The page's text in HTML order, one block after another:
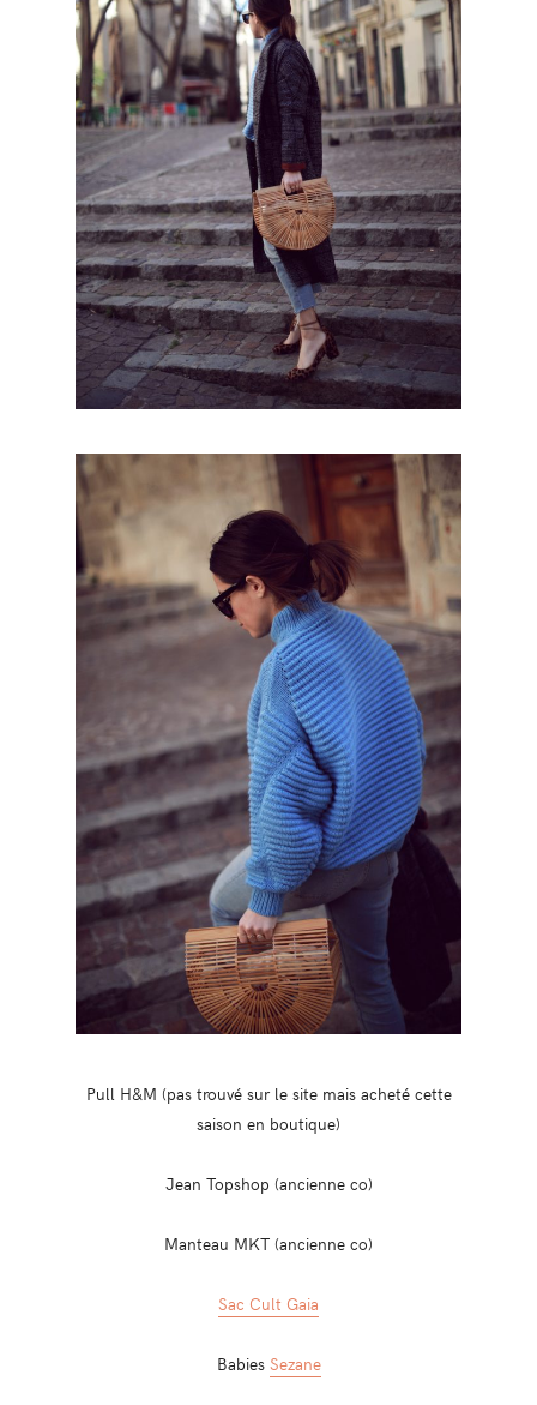
Pull H&M (pas trouvé sur le site mais acheté cette
saison en boutique)
Jean Topshop (ancienne co)
Manteau MKT (ancienne co)
Sac Cult Gaia
Babies Sezane